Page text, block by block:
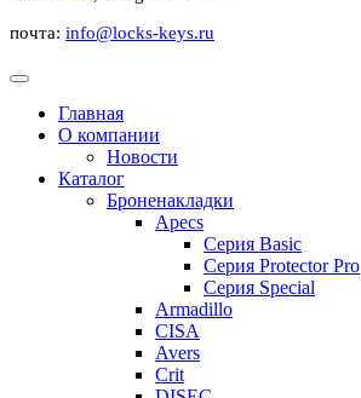
почта: info@locks-keys.ru
Главная
О компании
Новости
Каталог
Броненакладки
Apecs
Серия Basic
Серия Protector Pro
Серия Special
Armadillo
CISA
Avers
Crit